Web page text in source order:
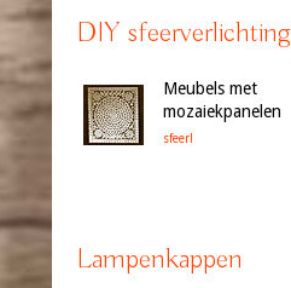
DIY sfeerverlichting
Meubels met
mozaiekpanelen
sfeer!
Lampenkappen